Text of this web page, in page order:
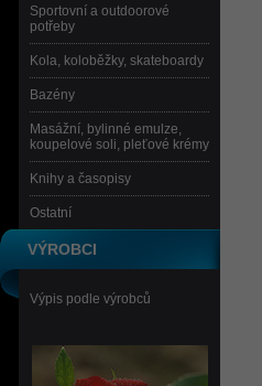
Sportovní a outdoorové
potřeby
Kola, koloběžky, skateboardy
Bazény
Masážní, bylinné emulze,
koupelové soli, pleťové krémy
Knihy a časopisy
Ostatní
VÝROBCI
Výpis podle výrobců